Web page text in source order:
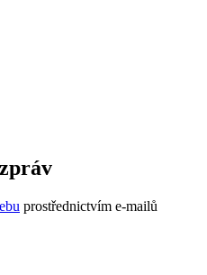
prostřednictvím e-mailů